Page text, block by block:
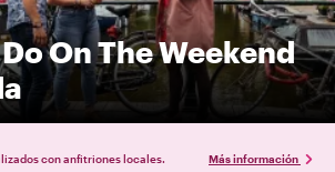
On The Weekend
con anfitriones locales. Más información